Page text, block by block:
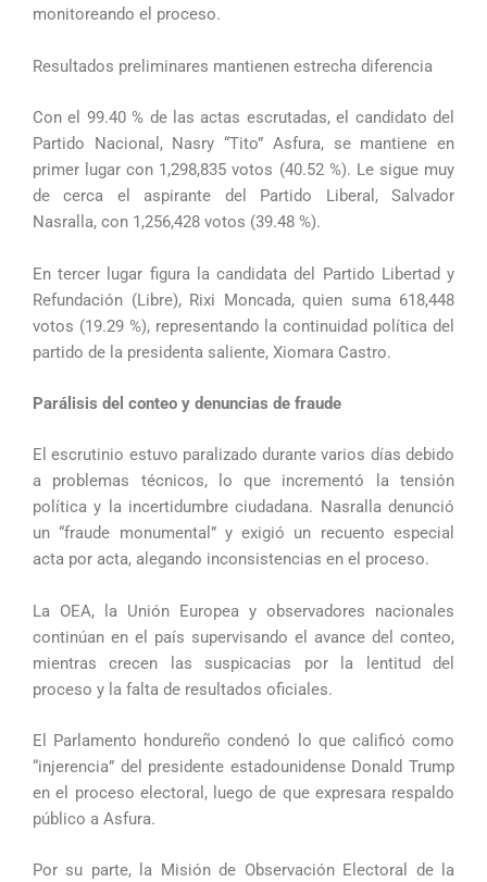
monitoreando el proceso.
Resultados preliminares mantienen estrecha diferencia
Con el 99.40 % de las actas escrutadas, el candidato del
Partido Nacional, Nasry “Tito” Asfura, se mantiene en
primer lugar con 1,298,835 votos (40.52 %). Le sigue muy
de cerca el aspirante del Partido Liberal, Salvador
Nasralla, con 1,256,428 votos (39.48 %).
En tercer lugar figura la candidata del Partido Libertad y
Refundación (Libre), Rixi Moncada, quien suma 618,448
votos (19.29 %), representando la continuidad política del
partido de la presidenta saliente, Xiomara Castro.
Parálisis del conteo y denuncias de fraude
El escrutinio estuvo paralizado durante varios días debido
a problemas técnicos, lo que incrementó la tensión
política y la incertidumbre ciudadana. Nasralla denunció
un “fraude monumental” y exigió un recuento especial
acta por acta, alegando inconsistencias en el proceso.
La OEA, la Unión Europea y observadores nacionales
continúan en el país supervisando el avance del conteo,
mientras crecen las suspicacias por la lentitud del
proceso y la falta de resultados oficiales.
El Parlamento hondureño condenó lo que calificó como
“injerencia” del presidente estadounidense Donald Trump
en el proceso electoral, luego de que expresara respaldo
público a Asfura.
Por su parte, la Misión de Observación Electoral de la